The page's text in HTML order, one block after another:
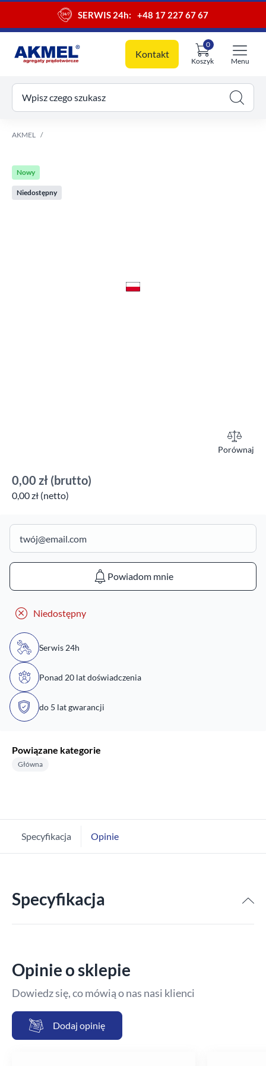
SERWIS 24h: +48 17 227 67 67
Kontakt
Koszyk
0
koszyk
Menu
Wpisz czego szukasz
AKMEL
Nowy
Niedostępny
Porównaj
0,00 zł (brutto)
0,00 zł (netto)
Powiadom mnie
Niedostępny
Serwis 24h
Ponad 20 lat doświadczenia
do 5 lat gwarancji
Powiązane kategorie
Główna
Specyfikacja Opinie
Specyfikacja
Opinie o sklepie
Dowiedz się, co mówią o nas nasi klienci
Dodaj opinię